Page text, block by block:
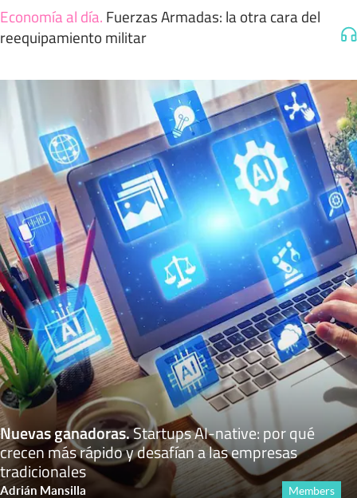
Economía al día. Fuerzas Armadas: la otra cara del
reequipamiento militar
Nuevas ganadoras.Startups AI-native: por qué
crecen más rápido y desafían a las empresas
tradicionales
Adrián Mansilla Members